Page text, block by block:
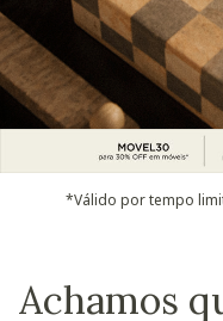
*Válido por tempo
Achamos